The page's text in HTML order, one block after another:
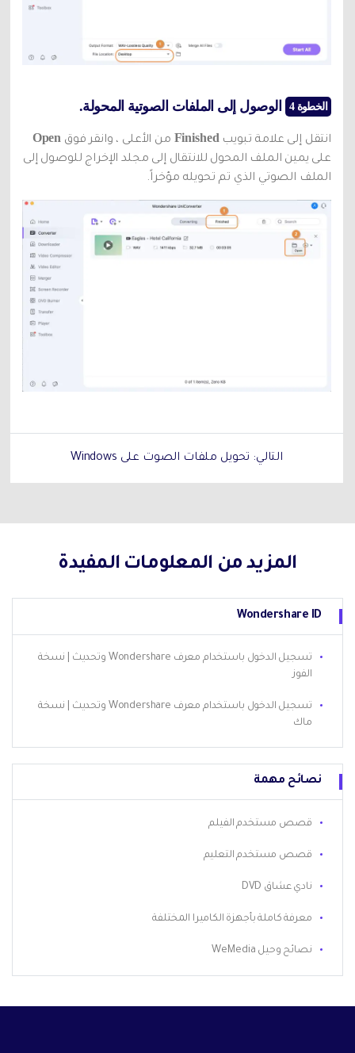
الخطوة 4 الوصول إلى الملفات الصوتية المحولة.
انتقل إلى علامة تبويبFinished من الأعلى ، وانقر فوق Open
على يمين الملف المحول للانتقال إلى مجلد الإخراج للوصول إلى
الملف الصوتي الذي تم تحويله مؤخراً.
التالي: تحويل ملفات الصوت على Windows
المزيد من المعلومات المفيدة
Wondershare ID
تسجيل الدخول باستخدام معرف Wondershare وتحديث | نسخة
الفوز
تسجيل الدخول باستخدام معرف Wondershare وتحديث | نسخة
ماك
نصائح مهمة
قصص مستخدم الفيلم
قصص مستخدم التعليم
نادي عشاق DVD
معرفة كاملة بأجهزة الكاميرا المختلفة
نصائح وحيل WeMedia